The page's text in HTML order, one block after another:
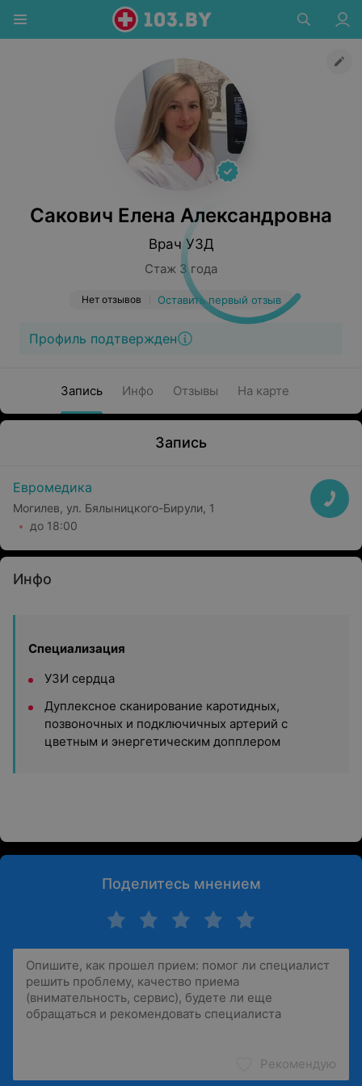
Сакович Елена Александровна
Врач УЗД
Стаж 3 года
Нет отзывов Оставить первый отзыв
Профиль подтвержден
Запись Инфо Отзывы На карте
Запись
Евромедика
Могилев, ул. Бялыницкого-Бирули, 1
до 18:00
Инфо
Специализация
УЗИ сердца
Дуплексное сканирование каротидных,
позвоночных и подключичных артерий с
цветным и энергетическим допплером
Поделитесь мнением
Рекомендую